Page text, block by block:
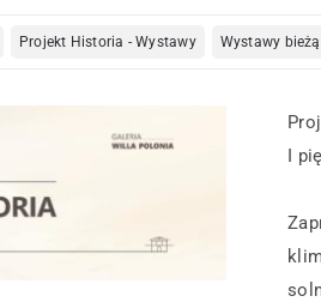
Projekt Historia - Wystawy Wystawy
I